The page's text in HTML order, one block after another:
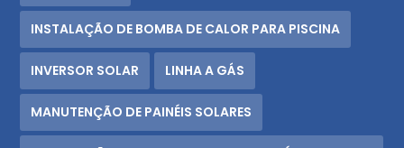
INSTALAÇÃO DE BOMBA DE CALOR PARA PISCINA
INVERSOR SOLAR LINHA A GÁS
MANUTENÇÃO DE PAINÉIS SOLARES